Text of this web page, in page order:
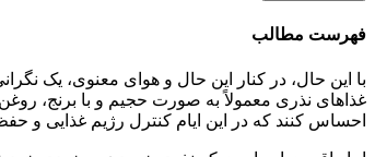
فهرست مطالب
با این حال، در کنار این حال و هوای معنوی، یک
غذاهای نذری معمولاً به‌ صورت حجیم و با برنج،
احساس کنند که در این ایام کنترل رژیم غذایی و